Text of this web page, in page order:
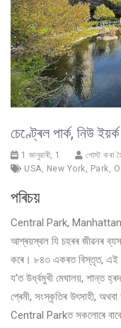
চেণ্ট্ৰেল পাৰ্ক, নিউ ইয়ৰ্ক
1 জানুৱাৰী, 1
পোস্ট কৰা
USA
New York Park
পৰিচয়
Central Park, Manhattan,
আশ্ৰয়স্থল যি চহৰৰ জীৱনৰ
কৰে। ৮৪৩ একৰত বিস্তৃত, এই
য’ত উৰ্ধ্বমুখী মেঘালয়, শান্ত
প্ৰেমী, সংস্কৃতিৰ উৎসাহী,
Central Parkত সকলোৰে